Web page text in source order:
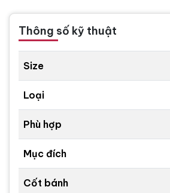
Thông số kỹ thuật
Size
Loại
Phù hợp
Mục đích
Cốt bánh